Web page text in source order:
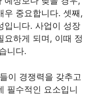
우 중요합니다. 셋째,
입니다. 사업이 성장
요하게 되며, 이때 정
니다.
이 경쟁력을 갖추고
필수적인 요소입니